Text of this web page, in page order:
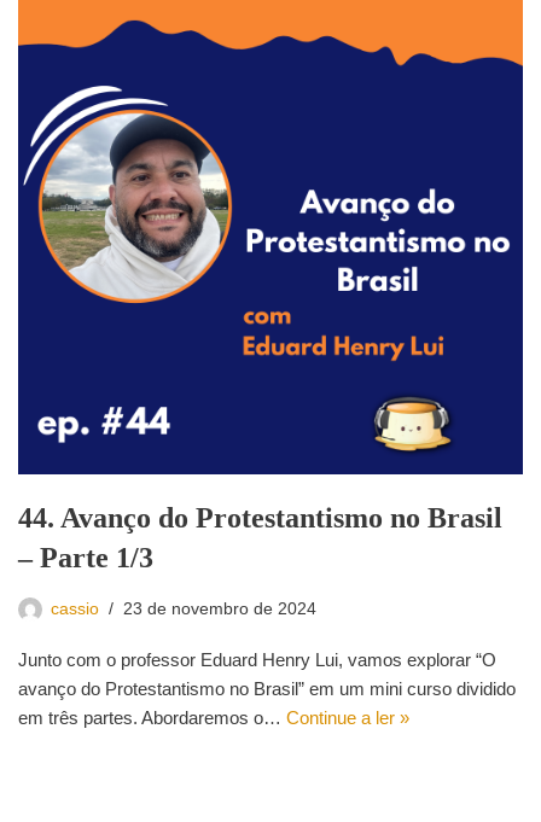
44. Avanço do Protestantismo no Brasil
– Parte 1/3
cassio 23 de novembro de 2024
Junto com o professor Eduard Henry Lui, vamos explorar “O
avanço do Protestantismo no Brasil” em um mini curso dividido
em três partes. Abordaremos o… Continue a ler »